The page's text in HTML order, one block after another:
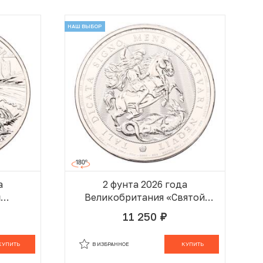
—
НАШ ВЫБОР
2 фунта 2026 года
Великобритания «Святой
Георгий и Дракон»
11 250 руб.
КУПИТЬ
В ИЗБРАННОЕ